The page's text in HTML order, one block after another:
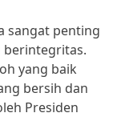
sangat penting
berintegritas.
yang baik
bersih dan
Presiden